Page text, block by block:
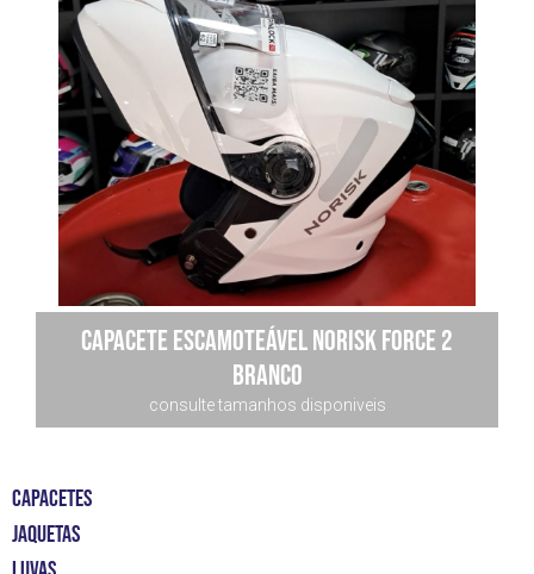
Capacete Escamoteável Norisk Force 2
Branco
consulte tamanhos disponiveis
CAPACETES
JAQUETAS